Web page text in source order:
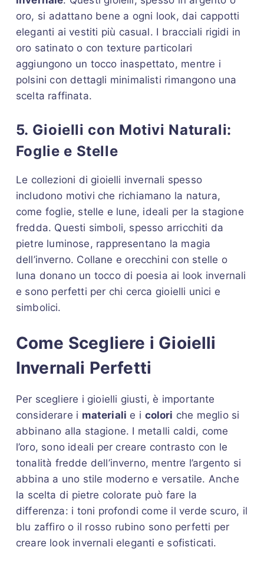
oro, si adattano bene a ogni look, dai cappotti
eleganti ai vestiti più casual. I bracciali rigidi in
oro satinato o con texture particolari
aggiungono un tocco inaspettato, mentre i
polsini con dettagli minimalisti rimangono una
scelta raffinata.
5. Gioielli con Motivi Naturali:
Foglie e Stelle
Le collezioni di gioielli invernali spesso
includono motivi che richiamano la natura,
come foglie, stelle e lune, ideali per la stagione
fredda. Questi simboli, spesso arricchiti da
pietre luminose, rappresentano la magia
dell’inverno. Collane e orecchini con stelle o
luna donano un tocco di poesia ai look invernali
e sono perfetti per chi cerca gioielli unici e
simbolici.
Come Scegliere i Gioielli
Invernali Perfetti
Per scegliere i gioielli giusti, è importante
considerare i materiali e i colori che meglio si
abbinano alla stagione. I metalli caldi, come
l’oro, sono ideali per creare contrasto con le
tonalità fredde dell’inverno, mentre l’argento si
abbina a uno stile moderno e versatile. Anche
la scelta di pietre colorate può fare la
differenza: i toni profondi come il verde scuro, il
blu zaffiro o il rosso rubino sono perfetti per
creare look invernali eleganti e sofisticati.